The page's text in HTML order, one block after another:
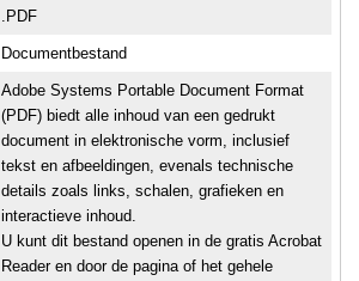
.PDF
Documentbestand
Adobe Systems Portable Document Format
(PDF) biedt alle inhoud van een gedrukt
document in elektronische vorm, inclusief
tekst en afbeeldingen, evenals technische
details zoals links, schalen, grafieken en
interactieve inhoud.
U kunt dit bestand openen in de gratis Acrobat
Reader en door de pagina of het gehele